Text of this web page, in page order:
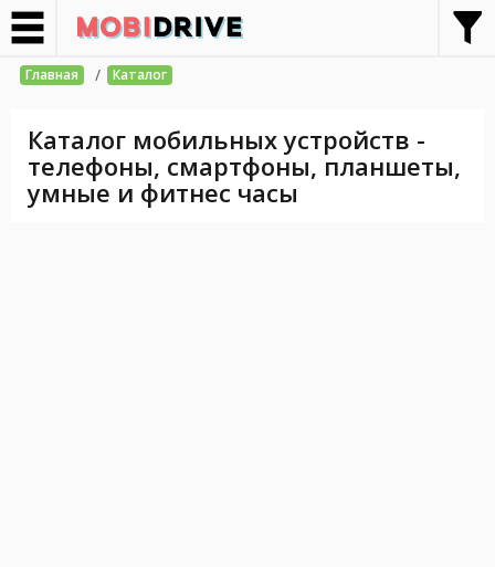
Главная / Каталог
Каталог мобильных устройств -
телефоны, смартфоны, планшеты,
умные и фитнес часы